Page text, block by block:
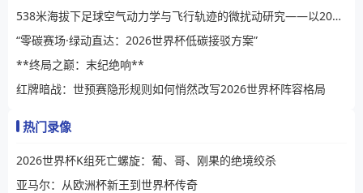
538米海拔下足球空气动力学与飞行轨迹的微扰动研究——以2026世界杯BBVA球场为例
“零碳赛场·绿动直达：2026世界杯低碳接驳方案”
**终局之巅：末纪绝响**
红牌暗战：世预赛隐形规则如何悄然改写2026世界杯阵容格局
热门录像
2026世界杯K组死亡螺旋：葡、哥、刚果的绝境绞杀
亚马尔：从欧洲杯新王到世界杯传奇